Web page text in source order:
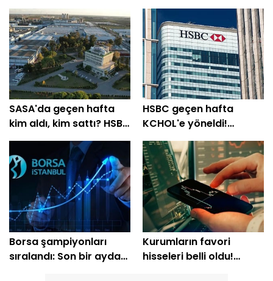
SASA'da geçen hafta
kim aldı, kim sattı? HSBC
%64'ünü topladı
HSBC geçen hafta
KCHOL'e yöneldi!
THYAO'da 1,37 milyar TL
satış
Borsa şampiyonları
sıralandı: Son bir ayda
Kurumların favori
hisseleri belli oldu!